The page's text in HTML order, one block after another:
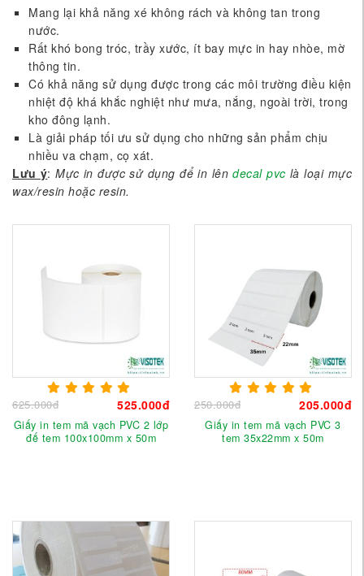
Mang lại khả năng xé không rách và không tan trong
nước.
Rất khó bong tróc, trầy xước, ít bay mực in hay nhòe, mờ
thông tin.
Có khả năng sử dụng được trong các môi trường điều kiện
nhiệt độ khá khắc nghiệt như mưa, nắng, ngoài trời, trong
kho đông lạnh.
Là giải pháp tối ưu sử dụng cho những sản phẩm chịu
nhiều va chạm, cọ xát.
Lưu ý:Mực in được sử dụng để in lêndecal pvc là loại mực
wax/resin hoặc resin.
625.000đ 525.000đ
Giấy in tem mã vạch PVC 2 lớp
đế tem 100x100mm x 50m
250.000đ 205.000đ
Giấy in tem mã vạch PVC 3
tem 35x22mm x 50m